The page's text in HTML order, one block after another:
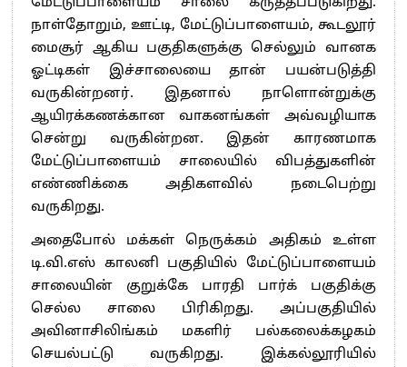
நாள்தோறும், ஊட்டி, மேட்டுப்பாளையம், கூடலூர்
மைசூர் ஆகிய பகுதிகளுக்கு செல்லும் வானக
ஓட்டிகள் இச்சாலையை தான் பயன்படுத்தி
வருகின்றனர். இதனால் நாளொன்றுக்கு
ஆயிரக்கணக்கான வாகனங்கள் அவ்வழியாக
சென்று வருகின்றன. இதன் காரணமாக
மேட்டுப்பாளையம் சாலையில் விபத்துகளின்
எண்ணிக்கை அதிகளவில் நடைபெற்று
வருகிறது.
அதைபோல் மக்கள் நெருக்கம் அதிகம் உள்ள
டி.வி.எஸ் காலனி பகுதியில் மேட்டுப்பாளையம்
சாலையின் குறுக்கே பாரதி பார்க் பகுதிக்கு
செல்ல சாலை பிரிகிறது. அப்பகுதியில்
அவினாசிலிங்கம் மகளிர் பல்கலைக்கழகம்
செயல்பட்டு வருகிறது. இக்கல்லூரியில்